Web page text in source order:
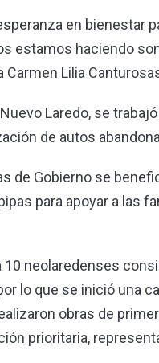
en bienestar
estamos haciendo
Carmen Lilia
Laredo, se
de autos
de Gobierno se
para apoyar a las
10 neolaredenses
lo que se inició una
obras de
prioritaria,